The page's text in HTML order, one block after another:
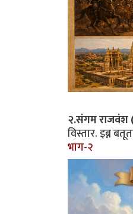
२.संगम राजवंश
विस्तार. इब्न
भाग-२